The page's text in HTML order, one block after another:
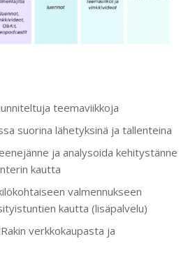
teemaviikkoja
suorina lähetyksinä ja tallenteina
ja analysoida kehitystänne
kautta
valmennukseen
kautta (lisäpalvelu)
verkkokaupasta ja